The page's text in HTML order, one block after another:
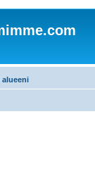
alueeni